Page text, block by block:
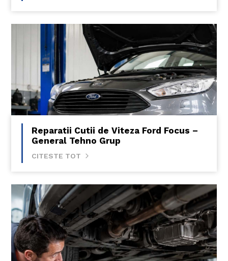
Reparatii Cutii de Viteza Ford Focus –
General Tehno Grup
CITESTE TOT